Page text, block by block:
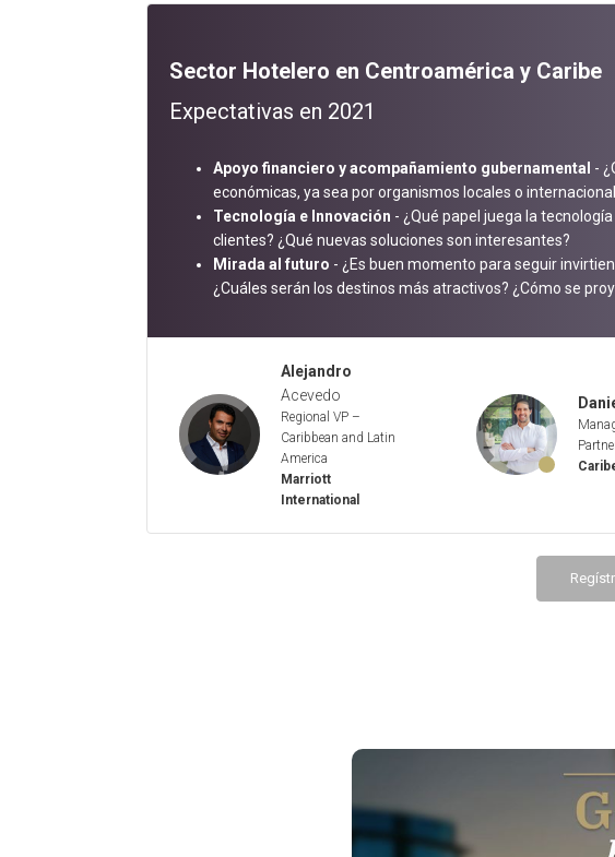
Sector Hotelero en Centroamérica y Caribe
Expectativas en 2021
Apoyo financiero y acompañamiento gubernamental -
económicas, ya sea por organismos locales o
Tecnología e Innovación - ¿Qué papel juega la
clientes? ¿Qué nuevas soluciones son interesantes?
Mirada al futuro - ¿Es buen momento para seguir
¿Cuáles serán los destinos más atractivos? ¿Cómo se
Alejandro
Acevedo
Regional VP –
Caribbean and Latin
America
Marriott
International